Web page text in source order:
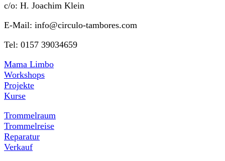
c/o: H. Joachim Klein
E-Mail: info@circulo-tambores.com
Tel: 0157 39034659
Mama Limbo
Workshops
Projekte
Kurse
Trommelraum
Trommelreise
Reparatur
Verkauf